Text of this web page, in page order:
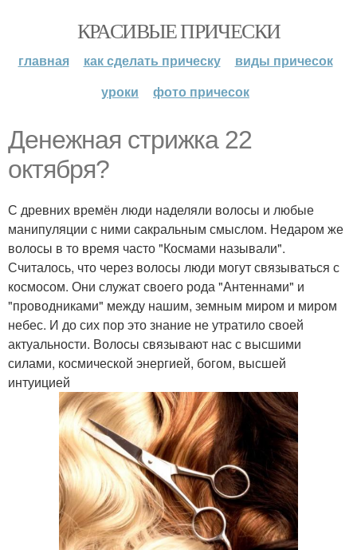
КРАСИВЫЕ ПРИЧЕСКИ
главная как сделать прическу
виды причесок
уроки
фото причесок
Денежная стрижка 22
октября?
С древних времён люди наделяли волосы и любые
манипуляции с ними сакральным смыслом. Недаром же
волосы в то время часто "Космами называли".
Считалось, что через волосы люди могут связываться с
космосом. Они служат своего рода "Антеннами" и
"проводниками" между нашим, земным миром и миром
небес. И до сих пор это знание не утратило своей
актуальности. Волосы связывают нас с высшими
силами, космической энергией, богом, высшей
интуицией